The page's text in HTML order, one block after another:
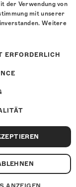
SUMMER SHOW
Airbourne kommen
Special Summer
Kofmehl
Kofmehlweg 1
+41 32 621 20 60
der Verwendung von
mit unserer
Weitere
ERFORDERLICH